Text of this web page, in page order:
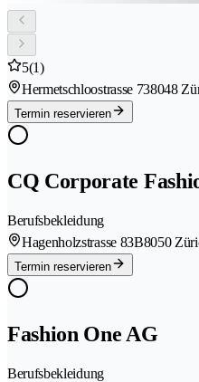
5(1)
Hermetschloostrasse 738048
Termin reservieren
CQ Corporate
Berufsbekleidung
Hagenholzstrasse 83B8050
Termin reservieren
Fashion One AG
Berufsbekleidung